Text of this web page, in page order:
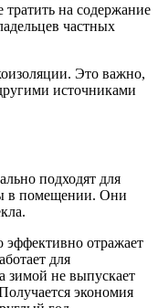
на содержание
частных
Это важно,
источниками
подходят для
в помещении. Они
эффективно отражает
для
зимой не выпускает
экономия